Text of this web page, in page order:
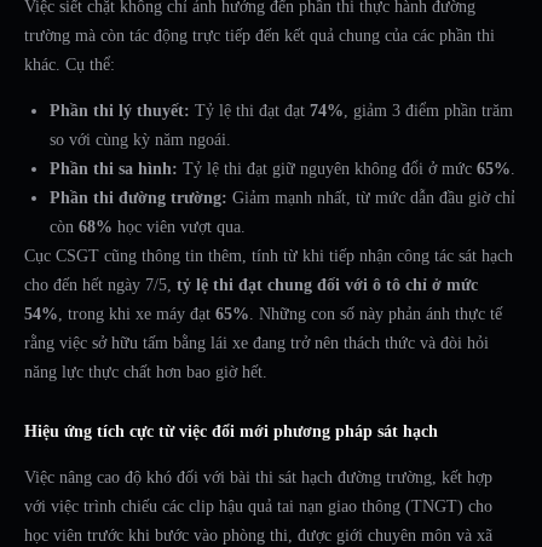
Việc siết chặt không chỉ ảnh hưởng đến phần thi thực hành đường
trường mà còn tác động trực tiếp đến kết quả chung của các phần thi
khác. Cụ thể:
Phần thi lý thuyết: Tỷ lệ thi đạt đạt 74%, giảm 3 điểm phần trăm
so với cùng kỳ năm ngoái.
Phần thi sa hình: Tỷ lệ thi đạt giữ nguyên không đổi ở mức 65%.
Phần thi đường trường: Giảm mạnh nhất, từ mức dẫn đầu giờ chỉ
còn 68% học viên vượt qua.
Cục CSGT cũng thông tin thêm, tính từ khi tiếp nhận công tác sát hạch
cho đến hết ngày 7/5, tỷ lệ thi đạt chung đối với ô tô chỉ ở mức
54%, trong khi xe máy đạt 65%. Những con số này phản ánh thực tế
rằng việc sở hữu tấm bằng lái xe đang trở nên thách thức và đòi hỏi
năng lực thực chất hơn bao giờ hết.
Hiệu ứng tích cực từ việc đổi mới phương pháp sát hạch
Việc nâng cao độ khó đối với bài thi sát hạch đường trường, kết hợp
với việc trình chiếu các clip hậu quả tai nạn giao thông (TNGT) cho
học viên trước khi bước vào phòng thi, được giới chuyên môn và xã